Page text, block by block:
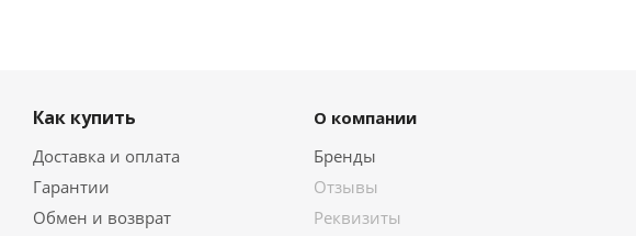
Как купить
Доставка и оплата
Гарантии
Обмен и возврат
О компании
Бренды
Отзывы
Реквизиты